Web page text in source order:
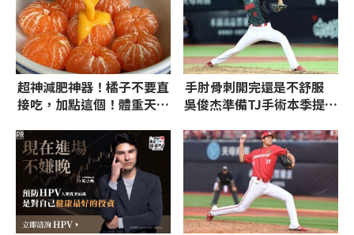
超神減肥神器！橘子不要直
接吃，加點這個！體重天天
手肘骨刺開完還是不舒服
吳俊杰準備TJ手術本季提前
PR